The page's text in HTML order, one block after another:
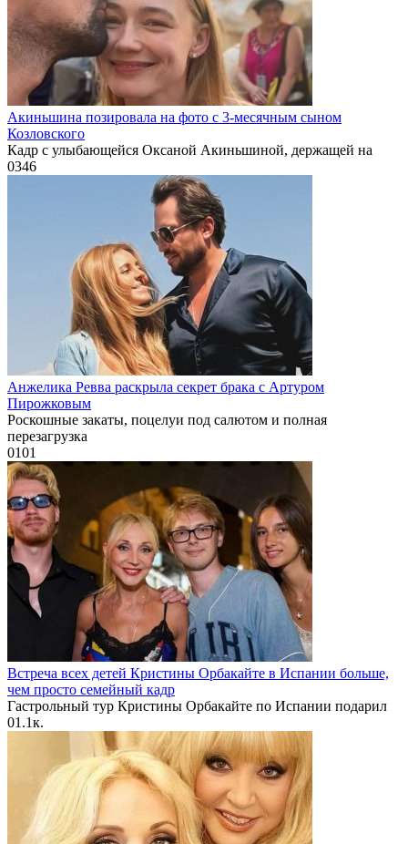
Акиньшина позировала на фото с 3-месячным сыном
Козловского
Кадр с улыбающейся Оксаной Акиньшиной, держащей на
0346
Анжелика Ревва раскрыла секрет брака с Артуром
Пирожковым
Роскошные закаты, поцелуи под салютом и полная
перезагрузка
0101
Встреча всех детей Кристины Орбакайте в Испании больше,
чем просто семейный кадр
Гастрольный тур Кристины Орбакайте по Испании подарил
01.1к.